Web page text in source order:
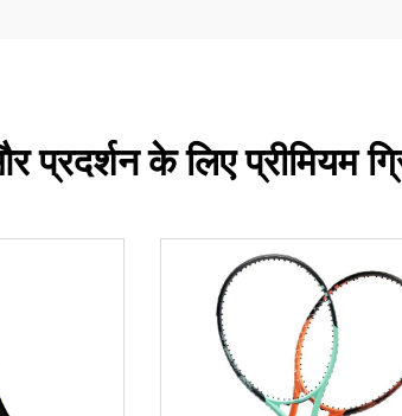
प्रदर्शन के लिए प्रीमियम